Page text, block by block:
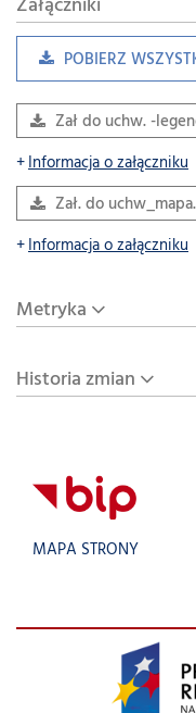
POBIERZ
Zał do uchw. -
Informacja o załączniku
Zał. do
Informacja o załączniku
Metryka
Historia zmian
MAPA STRONY